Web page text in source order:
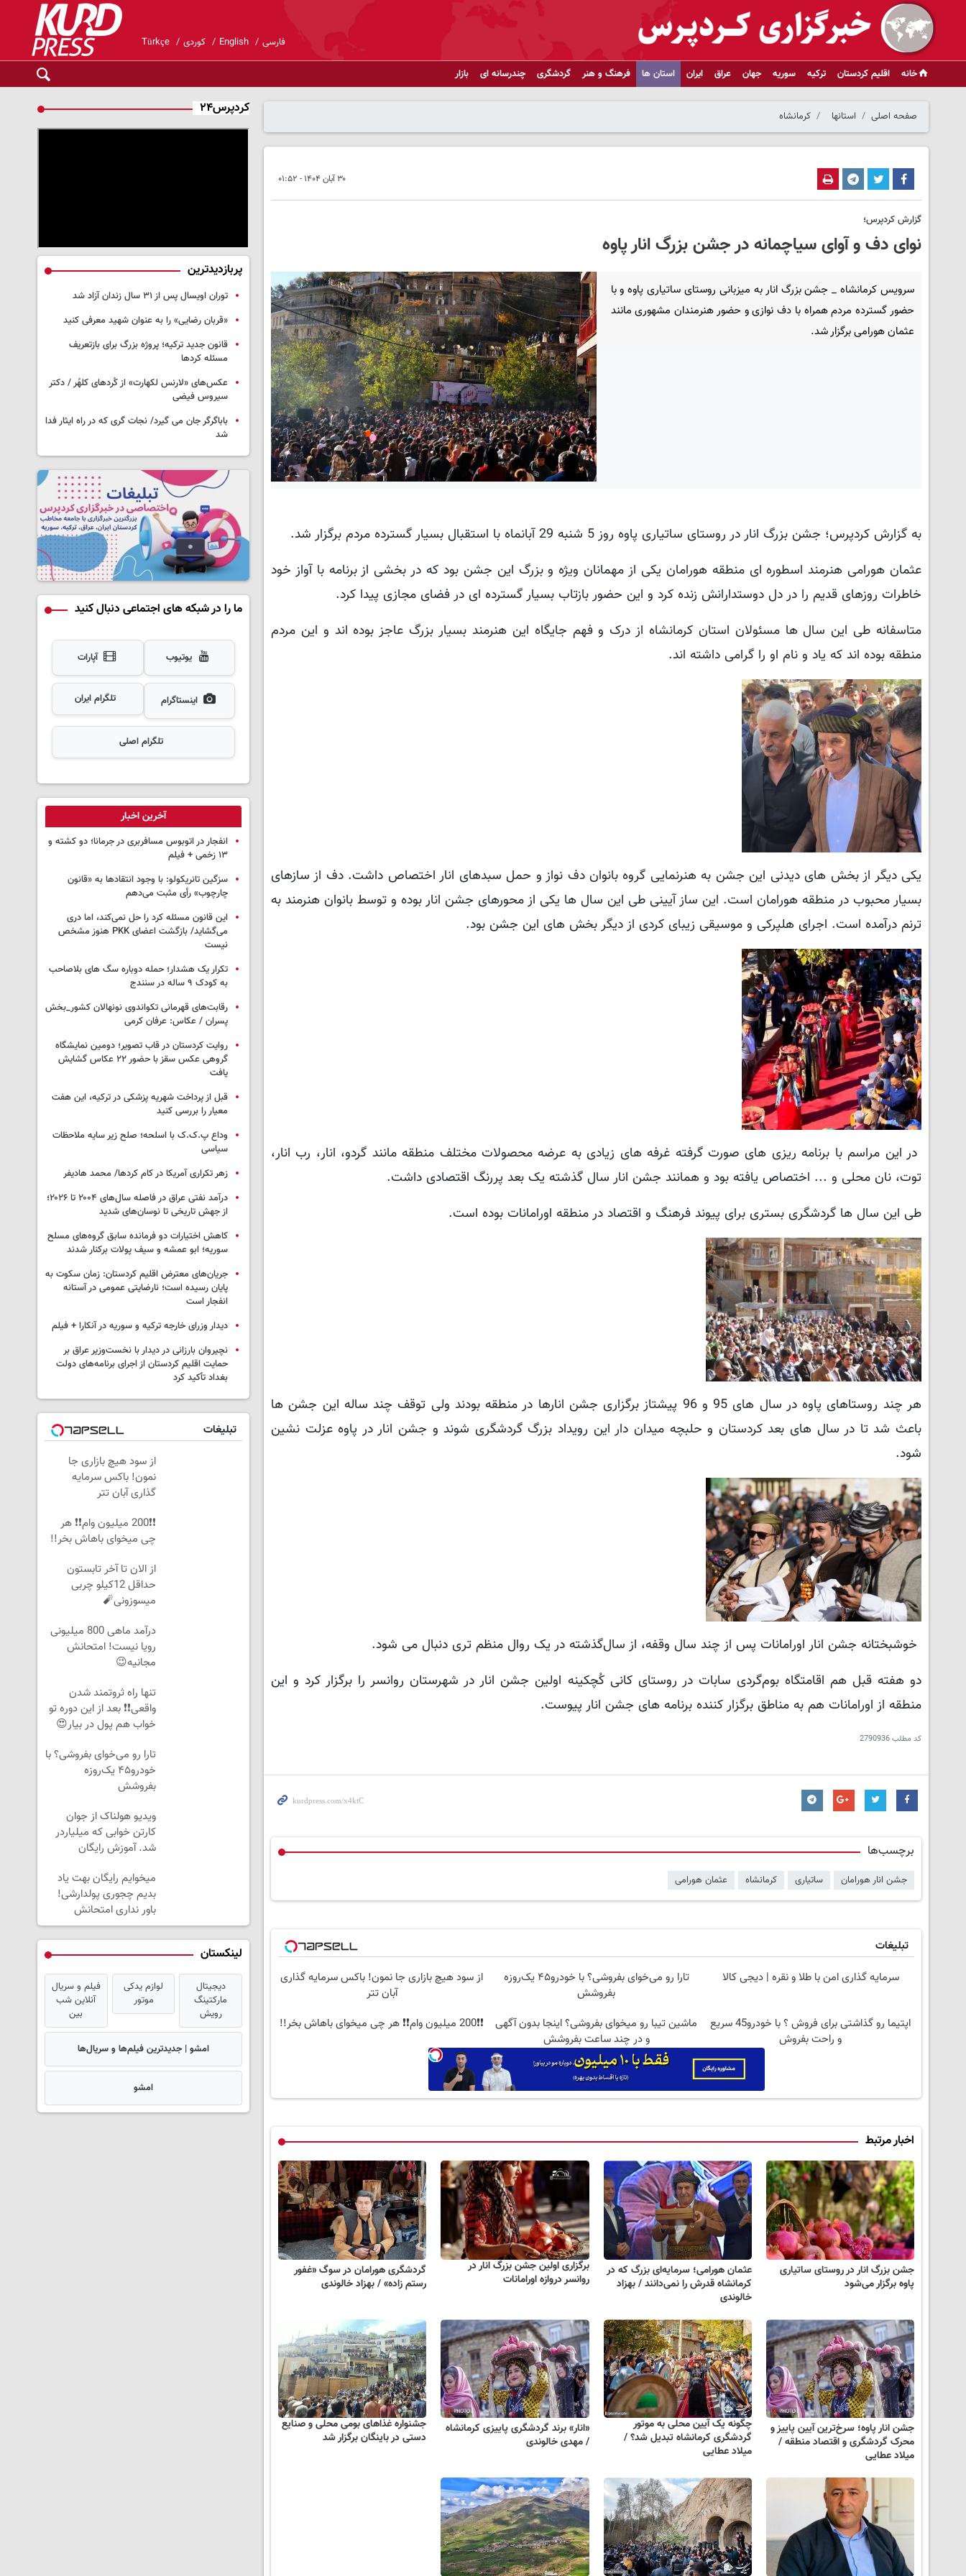
فارسی English کوردی Türkçe
خانه اقلیم کردستان ترکیه سوریه جهان عراق ایران استان ها فرهنگ و هنر گردشگری چندرسانه ای بازار
صفحه اصلی استانها کرمانشاه
۳۰ آبان ۱۴۰۴ - ۰۱:۵۲
گزارش کردپرس؛
نوای دف و آوای سیاچمانه در جشن بزرگ انار پاوه
سرویس کرمانشاه _ جشن بزرگ انار به میزبانی روستای ساتیاری پاوه و با
حضور گسترده مردم همراه با دف نوازی و حضور هنرمندان مشهوری مانند
عثمان هورامی برگزار شد.
به گزارش کردپرس؛ جشن بزرگ انار در روستای ساتیاری پاوه روز 5 شنبه 29 آبانماه با استقبال بسیار گسترده مردم برگزار شد.
عثمان هورامی هنرمند اسطوره ای منطقه هورامان یکی از مهمانان ویژه و بزرگ این جشن بود که در بخشی از برنامه با آواز خود
خاطرات روزهای قدیم را در دل دوستدارانش زنده کرد و این حضور بازتاب بسیار گسترده ای در فضای مجازی پیدا کرد.
متاسفانه طی این سال ها مسئولان استان کرمانشاه از درک و فهم جایگاه این هنرمند بسیار بزرگ عاجز بوده اند و این مردم
منطقه بوده اند که یاد و نام او را گرامی داشته اند.
یکی دیگر از بخش های دیدنی این جشن به هنرنمایی گروه بانوان دف نواز و حمل سبدهای انار اختصاص داشت. دف از سازهای
بسیار محبوب در منطقه هورامان است. این ساز آیینی طی این سال ها یکی از محورهای جشن انار بوده و توسط بانوان هنرمند به
ترنم درآمده است. اجرای هلپرکی و موسیقی زیبای کردی از دیگر بخش های این جشن بود.
در این مراسم با برنامه ریزی های صورت گرفته غرفه های زیادی به عرضه محصولات مختلف منطقه مانند گردو، انار، رب انار،
توت، نان محلی و ... اختصاص یافته بود و همانند جشن انار سال گذشته یک بعد پررنگ اقتصادی داشت.
طی این سال ها گردشگری بستری برای پیوند فرهنگ و اقتصاد در منطقه اورامانات بوده است.
هر چند روستاهای پاوه در سال های 95 و 96 پیشتاز برگزاری جشن انارها در منطقه بودند ولی توقف چند ساله این جشن ها
باعث شد تا در سال های بعد کردستان و حلبچه میدان دار این رویداد بزرگ گردشگری شوند و جشن انار در پاوه عزلت نشین
شود.
خوشبختانه جشن انار اورامانات پس از چند سال وقفه، از سال‌گذشته در یک روال منظم تری دنبال می شود.
دو هفته قبل هم اقامتگاه بوم‌گردی سابات در روستای کانی کُچکینه اولین جشن انار در شهرستان روانسر را برگزار کرد و این
منطقه از اورامانات هم به مناطق برگزار کننده برنامه های جشن انار پیوست.
کد مطلب2790936
برچسب‌ها
جشن انار هورامان ساتیاری کرمانشاه عثمان هورامی
تبلیغات
سرمایه گذاری امن با طلا و نقره | دیجی کالا
تارا رو می‌خوای بفروشی؟ با خودرو۴۵ یک‌روزه
بفروشش
از سود هیچ بازاری جا نمون! باکس سرمایه گذاری
آبان تتر
اپتیما رو گذاشتی برای فروش ؟ با خودرو45 سریع
و راحت بفروش
ماشین تیبا رو میخوای بفروشی؟ اینجا بدون آگهی
و در چند ساعت بفروشش
❗❗200 میلیون وام❗❗ هر چی میخوای باهاش بخر!!
اخبار مرتبط
جشن بزرگ انار در روستای ساتیاری
پاوه برگزار می‌شود
عثمان هورامی؛ سرمایه‌ای بزرگ که در
کرمانشاه قدرش را نمی‌دانند / بهزاد
خالوندی
برگزاری اولین جشن بزرگ انار در
روانسر دروازه اورامانات
گردشگری هورامان در سوگ «غفور
رستم زاده» / بهزاد خالوندی
جشن انار پاوه؛ سرخ‌ترین آیین پاییز و
محرک گردشگری و اقتصاد منطقه /
میلاد عطایی
چگونه یک آیین محلی به موتور
گردشگری کرمانشاه تبدیل شد؟ /
میلاد عطایی
«انار» برند گردشگری پاییزی کرمانشاه
/ مهدی خالوندی
جشنواره غذاهای بومی محلی و صنایع
دستی در باینگان برگزار شد
کردپرس۲۴
پربازدیدترین
توران اویسال پس از ۳۱ سال زندان آزاد شد
«قربان رضایی» را به عنوان شهید معرفی کنید
قانون جدید ترکیه؛ پروژه بزرگ‌ برای بازتعریف
مسئله کردها
عکس‌های «لارنس لکهارت» از کُردهای کلهُر / دکتر
سیروس فیضی
باباگرگر جان می گیرد/ نجات گری که در راه ایثار فدا
شد
ما را در شبکه های اجتماعی دنبال کنید
یوتیوب آپارات
اینستاگرام تلگرام ایران
تلگرام اصلی
آخرین اخبار
انفجار در اتوبوس مسافربری در جرمانا؛ دو کشته و
۱۳ زخمی + فیلم
سزگین تانریکولو: با وجود انتقادها به «قانون
چارچوب» رأی مثبت می‌دهم
این قانون مسئله کرد را حل نمی‌کند، اما دری
می‌گشاید/ بازگشت اعضای PKK هنوز مشخص
نیست
تکرار یک هشدار؛ حمله دوباره سگ های بلاصاحب
به کودک ۹ ساله در سنندج
رقابت‌های قهرمانی تکواندوی نونهالان کشور_بخش
پسران / عکاس: عرفان کرمی
روایت کردستان در قاب تصویر؛ دومین نمایشگاه
گروهی عکس سقز با حضور ۲۲ عکاس گشایش
یافت
قبل از پرداخت شهریه پزشکی در ترکیه، این هفت
معیار را بررسی کنید
وداع پ.ک.ک با اسلحه؛ صلح زیر سایه ملاحظات
سیاسی
زهر تکراری آمریکا در کام کردها/ محمد هادیفر
درآمد نفتی عراق در فاصله سال‌های ۲۰۰۴ تا ۲۰۲۶؛
از جهش تاریخی تا نوسان‌های شدید
کاهش اختیارات دو فرمانده سابق گروه‌های مسلح
سوریه؛ ابو عمشه و سیف پولات برکنار شدند
جریان‌های معترض اقلیم کردستان: زمان سکوت به
پایان رسیده است؛ نارضایتی عمومی در آستانه
انفجار است
دیدار وزرای خارجه ترکیه و سوریه در آنکارا + فیلم
نچیروان بارزانی در دیدار با نخست‌وزیر عراق بر
حمایت اقلیم کردستان از اجرای برنامه‌های دولت
بغداد تأکید کرد
تبلیغات
از سود هیچ بازاری جا
نمون! باکس سرمایه
گذاری آبان تتر
❗❗200 میلیون وام❗❗ هر
چی میخوای باهاش بخر!!
از الان تا آخر تابستون
حداقل 12کیلو چربی
میسوزونی🧨
درآمد ماهی 800 میلیونی
رویا نیست! امتحانش
مجانیه😉
تنها راه ثروتمند شدن
واقعی❗❗ بعد از این دوره تو
خواب هم پول در بیار😍
تارا رو می‌خوای بفروشی؟ با
خودرو۴۵ یک‌روزه
بفروشش
ویدیو هولناک از جوان
کارتن خوابی که میلیاردر
شد. آموزش رایگان
میخوایم رایگان بهت یاد
بدیم چجوری پولدارشی!
باور نداری امتحانش
مجانیه
لینکستان
دیجیتال
مارکتینگ
رویش
لوازم یدکی
موتور
فیلم و سریال
آنلاین شب
بین
امشو | جدیدترین فیلم‌ها و سریال‌ها
امشو